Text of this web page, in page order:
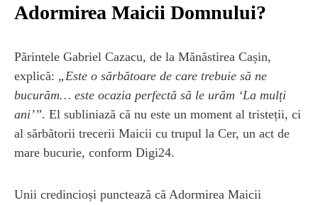
Adormirea Maicii Domnului?
Părintele Gabriel Cazacu, de la Mănăstirea Cașin,
explică: „Este o sărbătoare de care trebuie să ne
bucurăm… este ocazia perfectă să le urăm ‘La mulți
ani’”. El subliniază că nu este un moment al tristeții, ci
al sărbătorii trecerii Maicii cu trupul la Cer, un act de
mare bucurie, conform Digi24.
Unii credincioși punctează că Adormirea Maicii